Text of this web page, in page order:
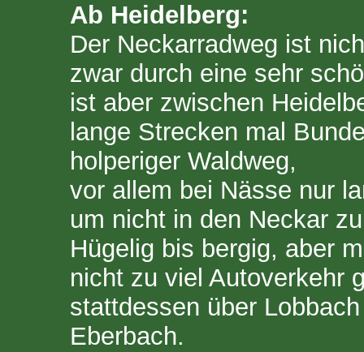
Ab Heidelberg:
Der Neckarradweg ist
zwar durch eine sehr
ist aber zwischen
lange Strecken mal
holperiger Waldweg,
vor allem bei Nässe nur
um nicht in den Neckar
Hügelig bis bergig, aber
nicht zu viel Autoverkehr
stattdessen über
Eberbach.